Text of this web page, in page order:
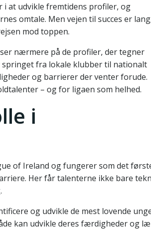
at udvikle fremtidens profiler, og
omtale. Men vejen til succes er
mod toppen.
nærmere på de profiler, der tegner
fra lokale klubber til nationalt
og barrierer der venter forude.
– og for ligaen som helhed.
i
of Ireland og fungerer som det
Her får talenterne ikke bare
og udvikle de mest lovende
kan udvikle deres færdigheder og